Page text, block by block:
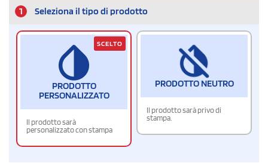
1 Seleziona il tipo di prodotto
PRODOTTO
PERSONALIZZATO
Il prodotto sarà
personalizzato con stampa
SCELTO
PRODOTTO NEUTRO
Il prodotto sarà privo di
stampa.